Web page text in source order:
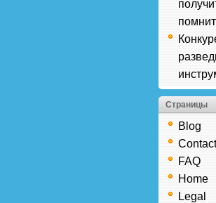
Страницы
Blog
FAQ
Home
Legal